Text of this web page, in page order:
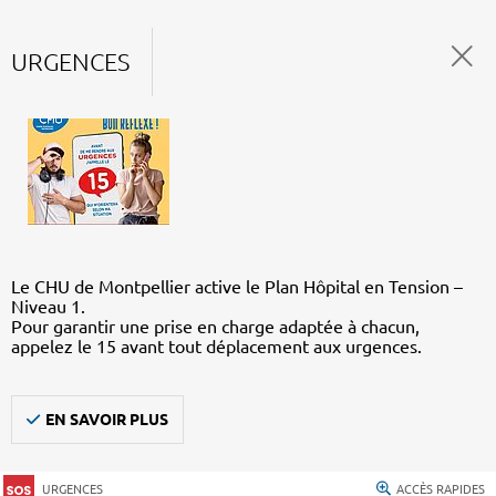
URGENCES
Le CHU de Montpellier active le Plan Hôpital en Tension –
Niveau 1.
Pour garantir une prise en charge adaptée à chacun,
appelez le 15 avant tout déplacement aux urgences.
EN SAVOIR PLUS
URGENCES ACCÈS RAPIDES